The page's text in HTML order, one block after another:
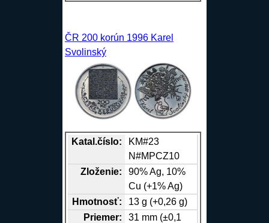
ČR 200 korún 1996 Karel
Svolinský
Katal.číslo:
KM#23
N#MPCZ10
Zloženie:
90%Ag, 10%
Cu (+1%Ag)
Hmotnosť:
13 g (+0,26 g)
Priemer:
31 mm (±0,1